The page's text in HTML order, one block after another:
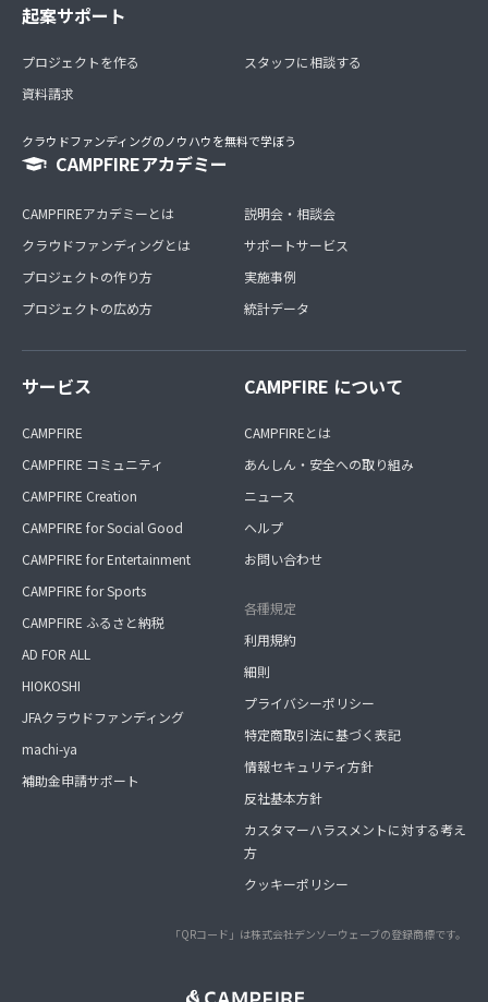
起案サポート
プロジェクトを作る
資料請求
スタッフに相談する
クラウドファンディングのノウハウを無料で学ぼう
CAMPFIREアカデミー
CAMPFIREアカデミーとは
クラウドファンディングとは
プロジェクトの作り方
プロジェクトの広め方
説明会・相談会
サポートサービス
実施事例
統計データ
サービス
CAMPFIRE
CAMPFIRE コミュニティ
CAMPFIRE Creation
CAMPFIRE for Social Good
CAMPFIRE for Entertainment
CAMPFIRE for Sports
CAMPFIRE ふるさと納税
AD FOR ALL
HIOKOSHI
JFAクラウドファンディング
machi-ya
補助金申請サポート
CAMPFIRE について
CAMPFIREとは
あんしん・安全への取り組み
ニュース
ヘルプ
お問い合わせ
各種規定
利用規約
細則
プライバシーポリシー
特定商取引法に基づく表記
情報セキュリティ方針
反社基本方針
カスタマーハラスメントに対する考え
方
クッキーポリシー
「QRコード」は株式会社デンソーウェーブの登録商標です。